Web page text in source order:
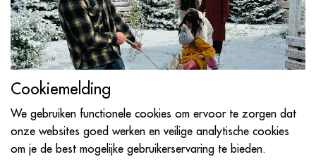
Cookiemelding
We gebruiken functionele cookies om ervoor te zorgen dat
onze websites goed werken en veilige analytische cookies
om je de best mogelijke gebruikerservaring te bieden.